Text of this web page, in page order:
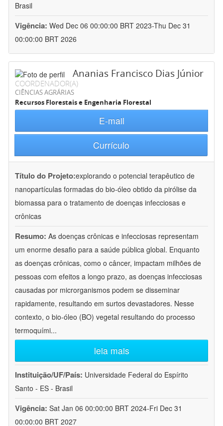
Brasil
Vigência: Wed Dec 06 00:00:00 BRT 2023-Thu Dec 31
00:00:00 BRT 2026
Ananias Francisco Dias Júnior
COORDENADOR(A)
CIÊNCIAS AGRÁRIAS
Recursos Florestais e Engenharia Florestal
E-mail
Currículo
Título do Projeto:explorando o potencial terapêutico de
nanopartículas formadas do bio-óleo obtido da pirólise da
biomassa para o tratamento de doenças infecciosas e
crônicas
Resumo: As doenças crônicas e infecciosas representam
um enorme desafio para a saúde pública global. Enquanto
as doenças crônicas, como o câncer, impactam milhões de
pessoas com efeitos a longo prazo, as doenças infecciosas
causadas por microrganismos podem se disseminar
rapidamente, resultando em surtos devastadores. Nesse
contexto, o bio-óleo (BO) vegetal resultando do processo
termoquími...
leia mais
Instituição/UF/País: Universidade Federal do Espírito
Santo - ES - Brasil
Vigência: Sat Jan 06 00:00:00 BRT 2024-Fri Dec 31
00:00:00 BRT 2027